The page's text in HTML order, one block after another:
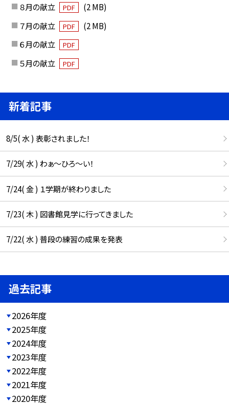
８月の献立 PDF
(2 MB)
７月の献立
PDF
(2 MB)
６月の献立
PDF
５月の献立 PDF
新着記事
8/5( 水 ) 表彰されました！
7/29( 水 ) わぁ～ひろ～い！
7/24( 金 ) １学期が終わりました
7/23( 木 ) 図書館見学に行ってきました
7/22( 水 ) 普段の練習の成果を発表
過去記事
2026年度
2025年度
2024年度
2023年度
2022年度
2021年度
2020年度